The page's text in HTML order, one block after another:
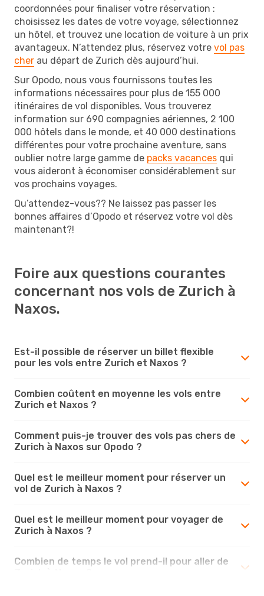
coordonnées pour finaliser votre réservation :
choisissez les dates de votre voyage, sélectionnez
un hôtel, et trouvez une location de voiture à un prix
avantageux. N’attendez plus, réservez votre vol pas
cher au départ de Zurich dès aujourd’hui.
Sur Opodo, nous vous fournissons toutes les
informations nécessaires pour plus de 155 000
itinéraires de vol disponibles. Vous trouverez
information sur 690 compagnies aériennes, 2 100
000 hôtels dans le monde, et 40 000 destinations
différentes pour votre prochaine aventure, sans
oublier notre large gamme de packs vacances qui
vous aideront à économiser considérablement sur
vos prochains voyages.
Qu’attendez-vous?? Ne laissez pas passer les
bonnes affaires d’Opodo et réservez votre vol dès
maintenant?!
Foire aux questions courantes
concernant nos vols de Zurich à
Naxos.
Est-il possible de réserver un billet flexible
pour les vols entre Zurich et Naxos ?
Combien coûtent en moyenne les vols entre
Zurich et Naxos ?
Comment puis-je trouver des vols pas chers de
Zurich à Naxos sur Opodo ?
Quel est le meilleur moment pour réserver un
vol de Zurich à Naxos ?
Quel est le meilleur moment pour voyager de
Zurich à Naxos ?
Combien de temps le vol prend-il pour aller de